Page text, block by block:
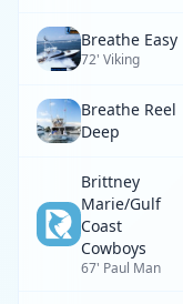
Breathe Easy
72' Viking
Breathe Reel
Deep
Brittney
Marie/Gulf
Coast
Cowboys
67' Paul Man